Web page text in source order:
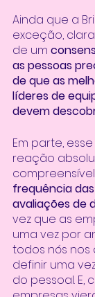
Ainda que a
exceção,
de um
as pessoas
de que as
líderes de
devem
Em parte,
reação
frequência
avaliações de
vez que as
uma vez por
todos nós
definir uma
do pessoal. E,